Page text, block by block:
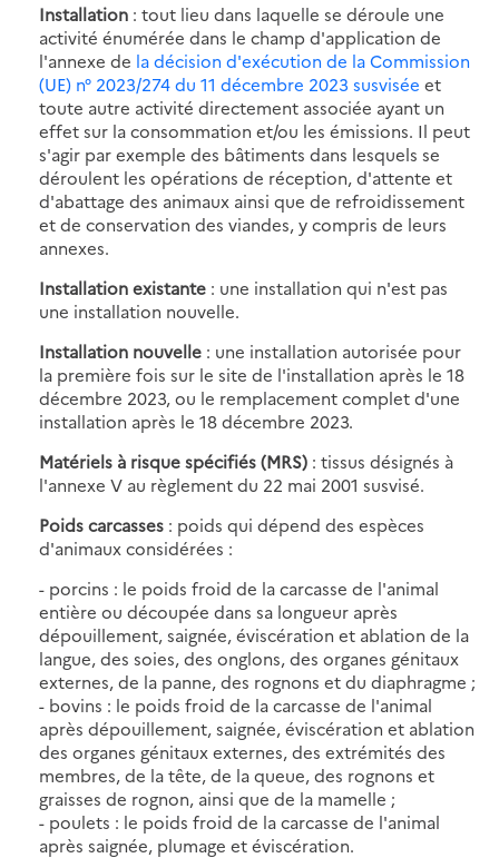
Installation : tout lieu dans laquelle se déroule une
activité énumérée dans le champ d'application de
l'annexe de la décision d'exécution de la Commission
(UE) n° 2023/274 du 11 décembre 2023 susvisée et
toute autre activité directement associée ayant un
effet sur la consommation et/ou les émissions. Il peut
s'agir par exemple des bâtiments dans lesquels se
déroulent les opérations de réception, d'attente et
d'abattage des animaux ainsi que de refroidissement
et de conservation des viandes, y compris de leurs
annexes.
Installation existante : une installation qui n'est pas
une installation nouvelle.
Installation nouvelle : une installation autorisée pour
la première fois sur le site de l'installation après le 18
décembre 2023, ou le remplacement complet d'une
installation après le 18 décembre 2023.
Matériels à risque spécifiés (MRS) : tissus désignés à
l'annexe V au règlement du 22 mai 2001 susvisé.
Poids carcasses : poids qui dépend des espèces
d'animaux considérées :
- porcins : le poids froid de la carcasse de l'animal
entière ou découpée dans sa longueur après
dépouillement, saignée, éviscération et ablation de la
langue, des soies, des onglons, des organes génitaux
externes, de la panne, des rognons et du diaphragme ;
- bovins : le poids froid de la carcasse de l'animal
après dépouillement, saignée, éviscération et ablation
des organes génitaux externes, des extrémités des
membres, de la tête, de la queue, des rognons et
graisses de rognon, ainsi que de la mamelle ;
- poulets : le poids froid de la carcasse de l'animal
après saignée, plumage et éviscération.